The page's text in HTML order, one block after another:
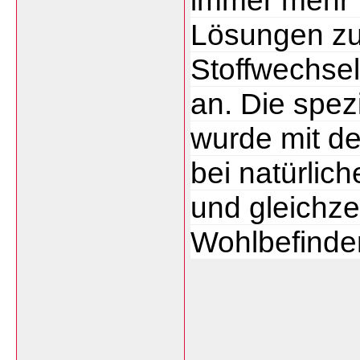
Lösungen
an. Die
wurde mit
bei
und